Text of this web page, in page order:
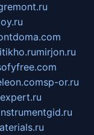
mirjon.ru
sp-or.ru